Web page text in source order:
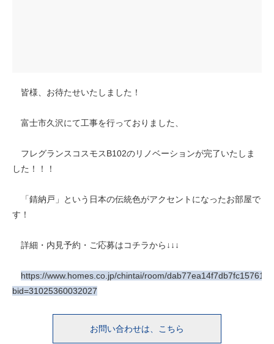
皆様、お待たせいたしました！
富士市久沢にて工事を行っておりました、
フレグランスコスモスB102のリノベーションが完了いたしま
した！！！
「錆納戸」という日本の伝統色がアクセントになったお部屋で
す！
詳細・内見予約・ご応募はコチラから↓↓↓
https://www.homes.co.jp/chintai/room/
bid=31025360032027
お問い合わせは、こちら